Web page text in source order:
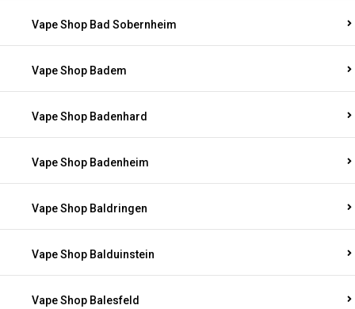
Vape Shop Bad Sobernheim
Vape Shop Badem
Vape Shop Badenhard
Vape Shop Badenheim
Vape Shop Baldringen
Vape Shop Balduinstein
Vape Shop Balesfeld